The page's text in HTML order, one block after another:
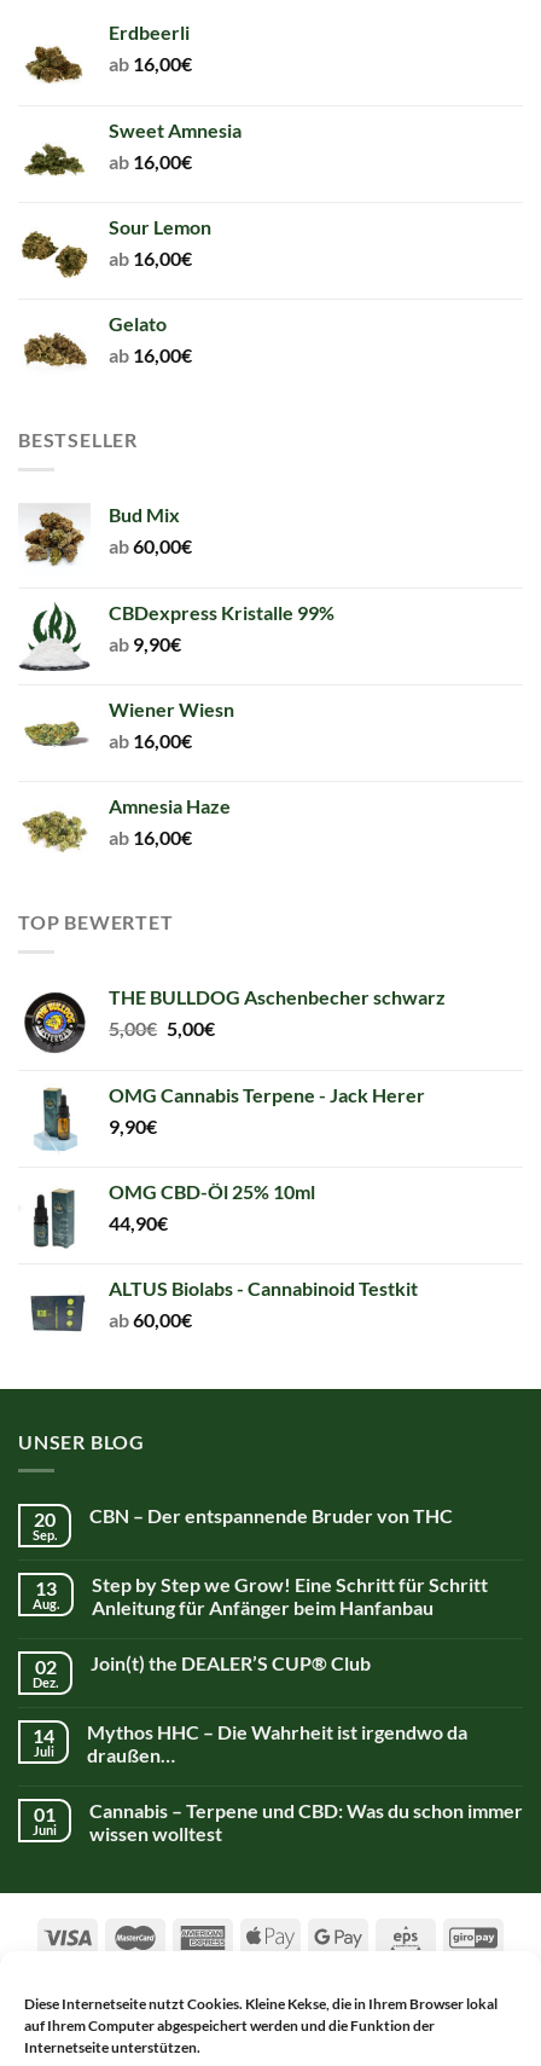
Diese Internetseite nutzt Cookies. Kleine Kekse, die in Ihrem Browser lokal
auf Ihrem Computer abgespeichert werden und die Funktion der
Internetseite unterstützen.
Erdbeerli
ab 16,00€
Sweet Amnesia
ab 16,00€
Sour Lemon
ab 16,00€
Gelato
ab 16,00€
BESTSELLER
Bud Mix
ab60,00€
CBDexpress Kristalle 99%
ab 9,90€
Wiener Wiesn
ab 16,00€
Amnesia Haze
ab 16,00€
TOP BEWERTET
THE BULLDOG Aschenbecher schwarz
5,00€ Original
5,00€.
5,00€Current
5,00€.
OMG Cannabis Terpene - Jack Herer
9,90€
OMG CBD-Öl 25% 10ml
44,90€
ALTUS Biolabs - Cannabinoid Testkit
ab60,00€
UNSER BLOG
20
Sep.
CBN – Der entspannende Bruder von THC
13
Aug.
Step by Step we Grow! Eine Schritt für Schritt
Anleitung für Anfänger beim Hanfanbau
02
Dez.
Join(t) the DEALER’S CUP® Club
14
Juli
Mythos HHC – Die Wahrheit ist irgendwo da
draußen…
01
Juni
Cannabis – Terpene und CBD: Was du schon immer
wissen wolltest
AGB
DATENSCHUTZERKLÄRUNG